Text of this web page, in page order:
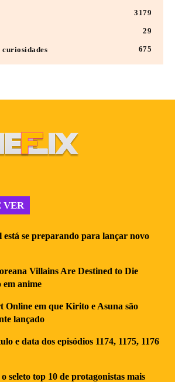
3179
29
curiosidades 675
VER
se preparando para lançar novo
Villains Are Destined to Die
em anime
Online em que Kirito e Asuna são
lançado
e data dos episódios 1174, 1175, 1176
seleto top 10 de protagonistas mais